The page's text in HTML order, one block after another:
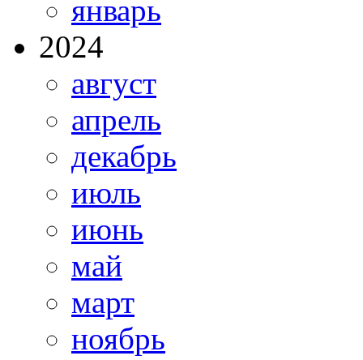
январь
2024
август
апрель
декабрь
июль
июнь
май
март
ноябрь